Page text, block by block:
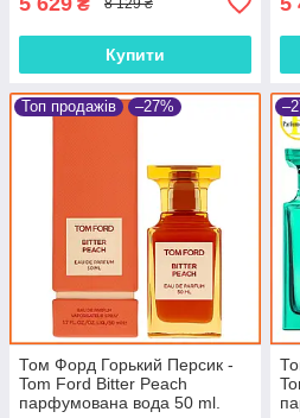
8 129 ₴
Купити
Топ продажів –27%
Том Форд Горький Персик -
Tom Ford Bitter Peach
парфумована вода 50 ml.